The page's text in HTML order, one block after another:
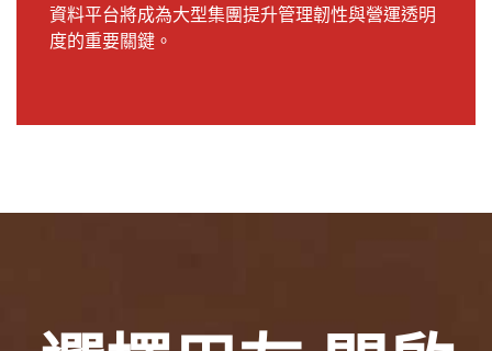
資料平台將成為大型集團提升管理韌性與營運透明
度的重要關鍵。